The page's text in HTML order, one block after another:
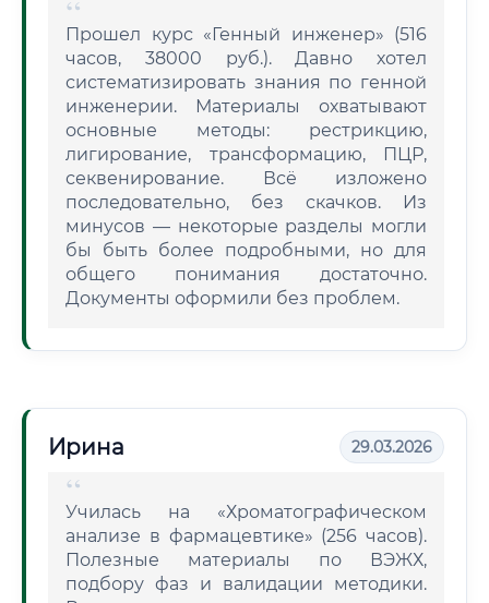
Прошел курс «Генный инженер» (516
часов, 38000 руб.). Давно хотел
систематизировать знания по генной
инженерии. Материалы охватывают
основные методы: рестрикцию,
лигирование, трансформацию, ПЦР,
секвенирование. Всё изложено
последовательно, без скачков. Из
минусов — некоторые разделы могли
бы быть более подробными, но для
общего понимания достаточно.
Документы оформили без проблем.
Ирина 29.03.2026
Училась на «Хроматографическом
анализе в фармацевтике» (256 часов).
Полезные материалы по ВЭЖХ,
подбору фаз и валидации методики.